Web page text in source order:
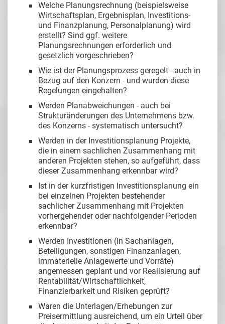
Welche Planungsrechnung (beispielsweise
Wirtschaftsplan, Ergebnisplan, Investitions-
und Finanzplanung, Personalplanung) wird
erstellt? Sind ggf. weitere
Planungsrechnungen erforderlich und
gesetzlich vorgeschrieben?
Wie ist der Planungsprozess geregelt - auch in
Bezug auf den Konzern - und wurden diese
Regelungen eingehalten?
Werden Planabweichungen - auch bei
Strukturänderungen des Unternehmens bzw.
des Konzerns - systematisch untersucht?
Werden in der Investitionsplanung Projekte,
die in einem sachlichen Zusammenhang mit
anderen Projekten stehen, so aufgeführt, dass
dieser Zusammenhang erkennbar wird?
Ist in der kurzfristigen Investitionsplanung ein
bei einzelnen Projekten bestehender
sachlicher Zusammenhang mit Projekten
vorhergehender oder nachfolgender Perioden
erkennbar?
Werden Investitionen (in Sachanlagen,
Beteiligungen, sonstigen Finanzanlagen,
immaterielle Anlagewerte und Vorräte)
angemessen geplant und vor Realisierung auf
Rentabilität/Wirtschaftlichkeit,
Finanzierbarkeit und Risiken geprüft?
Waren die Unterlagen/Erhebungen zur
Preisermittlung ausreichend, um ein Urteil über